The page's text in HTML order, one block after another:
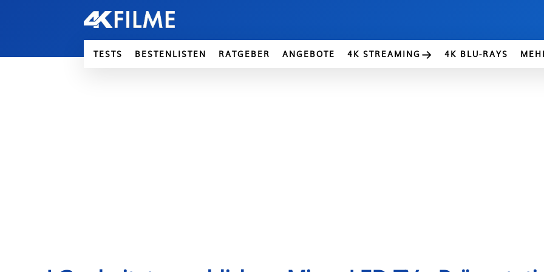
TESTS BESTENLISTEN RATGEBER ANGEBOTE 4K STREAMING 4K BLU-RAYS